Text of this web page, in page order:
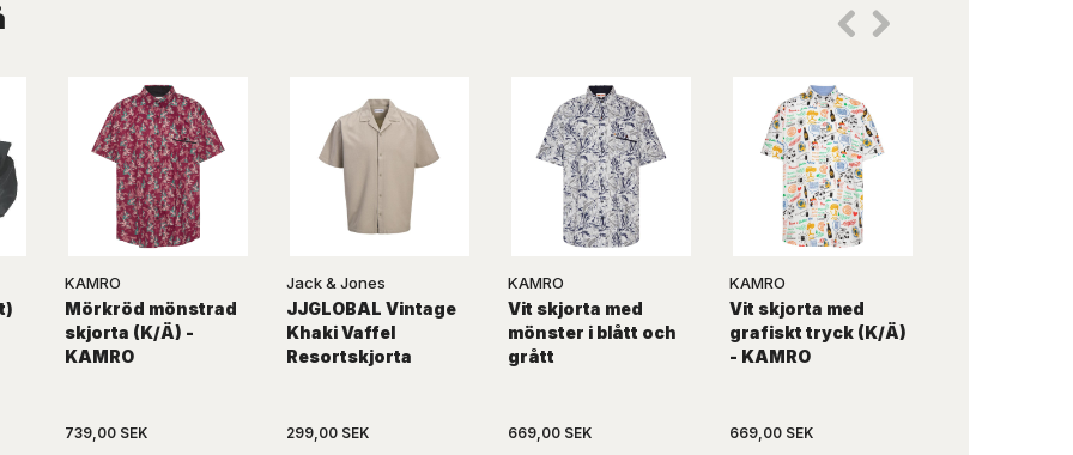
KAMRO
Mörkröd mönstrad
skjorta (K/Ä) -
KAMRO
739,00 SEK
Jack & Jones
JJGLOBAL Vintage
Khaki Vaffel
Resortskjorta
299,00 SEK
KAMRO
Vit skjorta med
mönster i blått och
grått
669,00 SEK
KAMRO
Vit skjorta med
grafiskt tryck (K/Ä)
- KAMRO
669,00 SEK